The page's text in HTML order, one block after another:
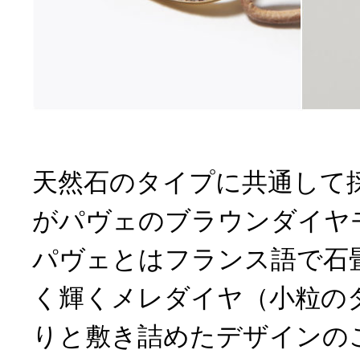
天然石のタイプに共通して
がパヴェのブラウンダイヤ
パヴェとはフランス語で石
く輝くメレダイヤ（小粒
りと敷き詰めたデザイン